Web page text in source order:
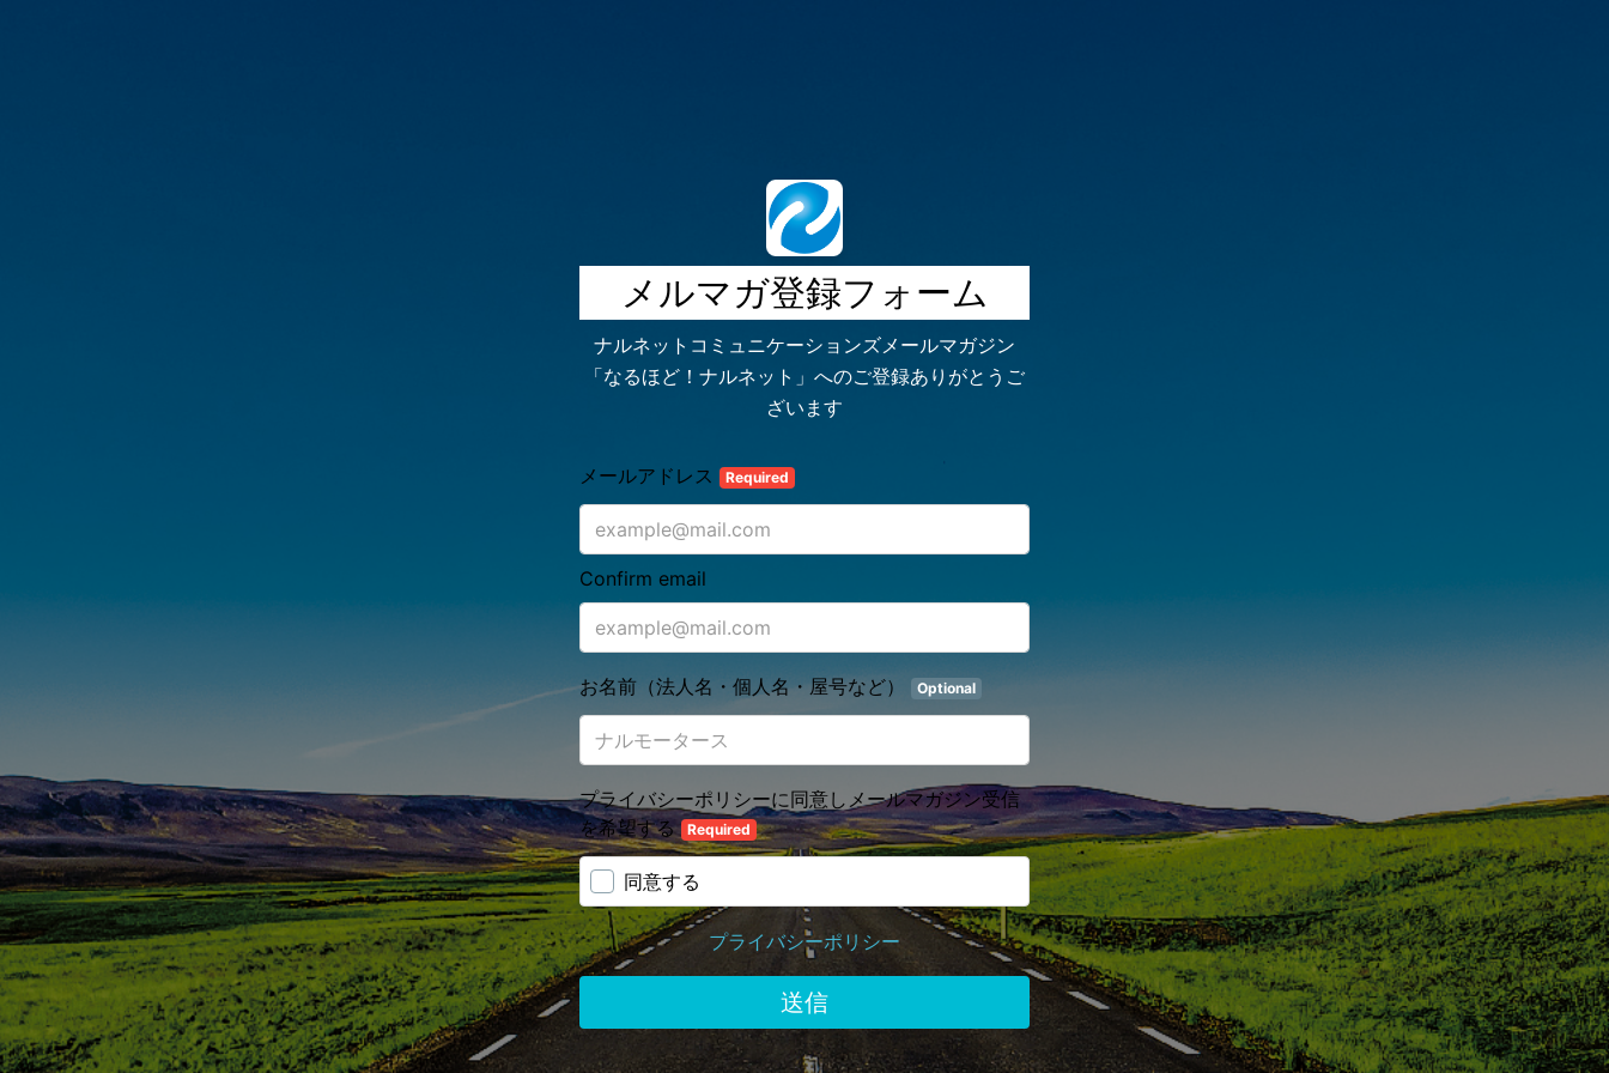
メルマガ登録フォーム
ナルネットコミュニケーションズメールマガジン
「なるほど！ナルネット」へのご登録ありがとうご
ざいます
メールアドレス Required
Confirm email
お名前（法人名・個人名・屋号など） Optional
プライバシーポリシーに同意しメールマガジン受信
を希望する Required
同意する
プライバシーポリシー
送信